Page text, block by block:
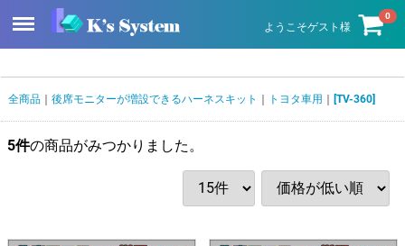
ようこそゲスト様
0
Menu
全商品 後席モニターが増設できるハーネスキット トヨタ車用 [TV-360]
5件の商品がみつかりました。